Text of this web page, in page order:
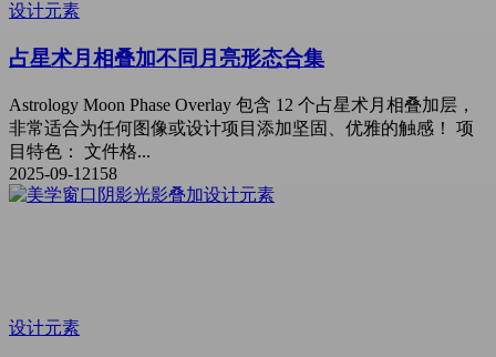
设计元素
占星术月相叠加不同月亮形态合集
Astrology Moon Phase Overlay 包含 12 个占星术月相叠加层，
非常适合为任何图像或设计项目添加坚固、优雅的触感！ 项
目特色： 文件格...
2025-09-12158
设计元素